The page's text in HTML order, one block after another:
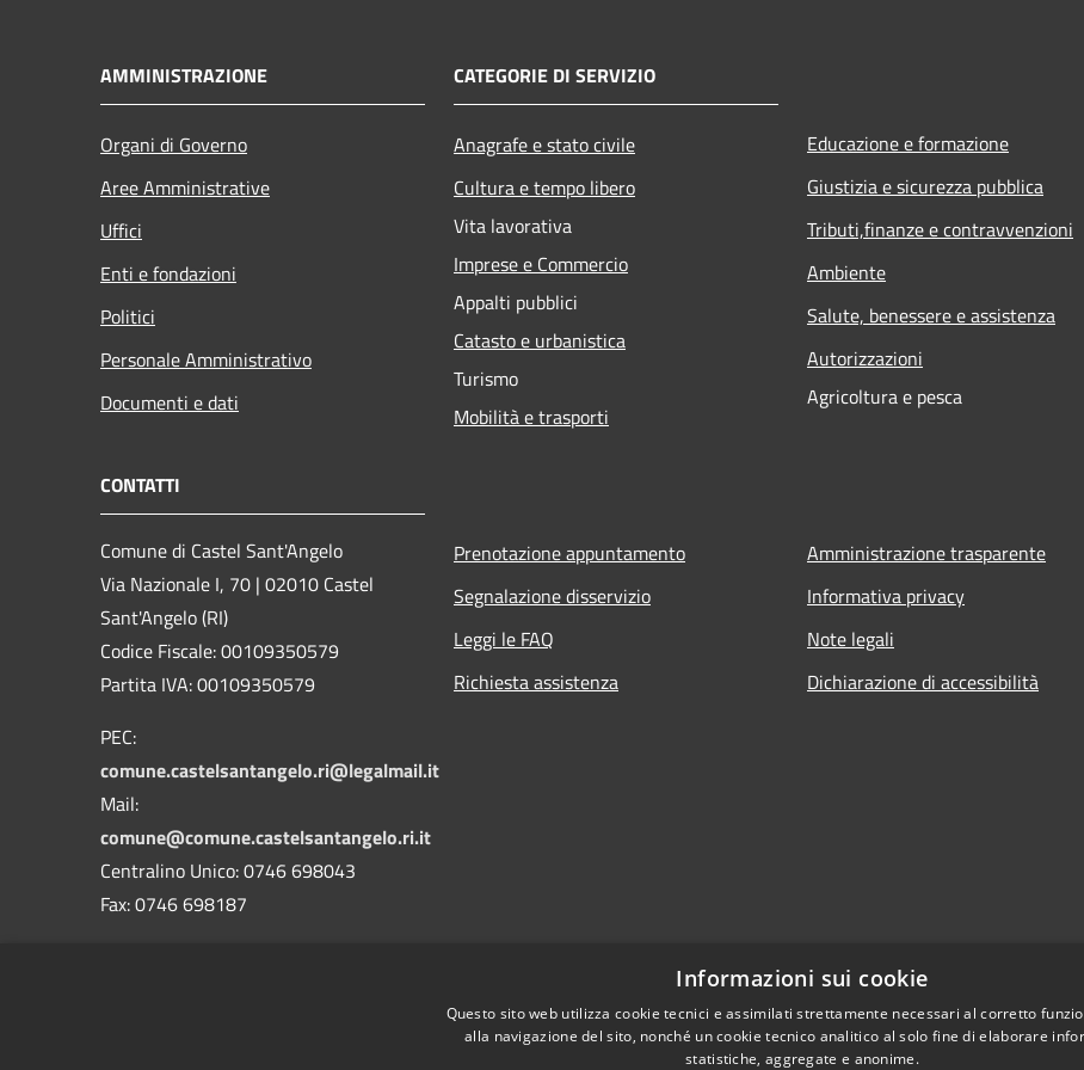
AMMINISTRAZIONE
Organi di Governo
Aree Amministrative
Uffici
Enti e fondazioni
Politici
Personale Amministrativo
Documenti e dati
CATEGORIE DI SERVIZIO
Anagrafe e stato civile
Cultura e tempo libero
Vita lavorativa
Imprese e Commercio
Appalti pubblici
Catasto e urbanistica
Turismo
Mobilità e trasporti
Educazione e formazione
Giustizia e sicurezza pubblica
Tributi,finanze e contravvenzioni
Ambiente
Salute, benessere e assistenza
Autorizzazioni
Agricoltura e pesca
CONTATTI
Comune di Castel Sant'Angelo
Via Nazionale I, 70 | 02010 Castel
Sant'Angelo (RI)
Codice Fiscale: 00109350579
Partita IVA: 00109350579
PEC:
comune.castelsantangelo.ri@legalmail.it
Mail:
comune@comune.castelsantangelo.ri.it
Centralino Unico: 0746 698043
Fax: 0746 698187
Prenotazione appuntamento
Segnalazione disservizio
Leggi le FAQ
Richiesta assistenza
Amministrazione trasparente
Informativa privacy
Note legali
Dichiarazione di accessibilità
Informazioni sui cookie
Questo sito web utilizza cookie tecnici e assimilati strettamente necessari al corretto
alla navigazione del sito, nonché un cookie tecnico analitico al solo fine di elaborare
statistiche, aggregate e anonime.